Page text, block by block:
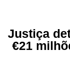
Justiça
€21